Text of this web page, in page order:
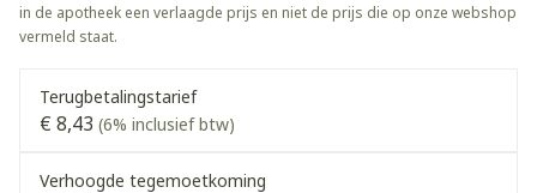
in de apotheek een verlaagde prijs en niet de prijs die op onze webshop
vermeld staat.
Terugbetalingstarief
€ 8,43 (6% inclusief btw)
Verhoogde tegemoetkoming